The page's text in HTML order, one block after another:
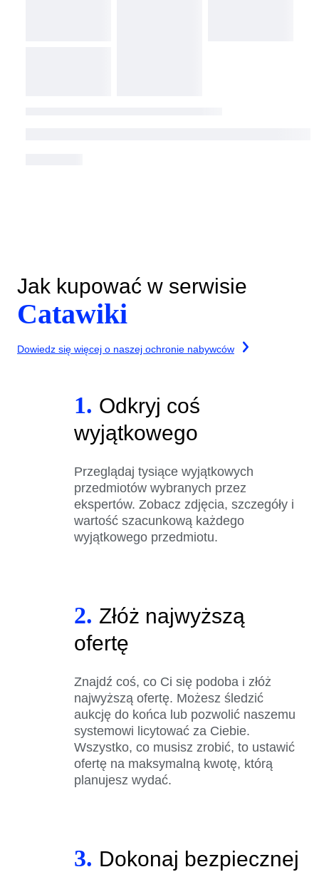
Jak kupować w serwisie
Catawiki
Dowiedz się więcej o naszej ochronie nabywców
1. Odkryj coś
wyjątkowego
Przeglądaj tysiące wyjątkowych
przedmiotów wybranych przez
ekspertów. Zobacz zdjęcia, szczegóły i
wartość szacunkową każdego
wyjątkowego przedmiotu.
2. Złóż najwyższą
ofertę
Znajdź coś, co Ci się podoba i złóż
najwyższą ofertę. Możesz śledzić
aukcję do końca lub pozwolić naszemu
systemowi licytować za Ciebie.
Wszystko, co musisz zrobić, to ustawić
ofertę na maksymalną kwotę, którą
planujesz wydać.
3. Dokonaj bezpiecznej